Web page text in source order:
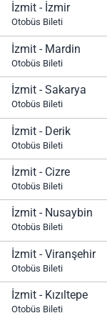
İzmit - İzmir
Otobüs Bileti
İzmit - Mardin
Otobüs Bileti
İzmit - Sakarya
Otobüs Bileti
İzmit - Derik
Otobüs Bileti
İzmit - Cizre
Otobüs Bileti
İzmit - Nusaybin
Otobüs Bileti
İzmit - Viranşehir
Otobüs Bileti
İzmit - Kızıltepe
Otobüs Bileti